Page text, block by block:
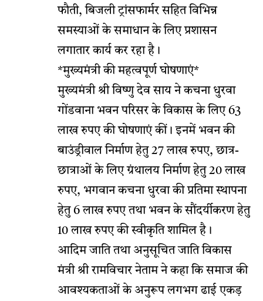
फौती, बिजली ट्रांसफार्मर सहित विभिन्न
समस्याओं के समाधान के लिए प्रशासन
लगातार कार्य कर रहा है।
*मुख्यमंत्री की महत्वपूर्ण घोषणाएं*
मुख्यमंत्री श्री विष्णु देव साय ने कचना धुरवा
गोंडवाना भवन परिसर के विकास के लिए 63
लाख रुपए की घोषणाएं कीं। इनमें भवन की
बाउंड्रीवाल निर्माण हेतु 27 लाख रुपए, छात्र-
छात्राओं के लिए ग्रंथालय निर्माण हेतु 20 लाख
रुपए, भगवान कचना धुरवा की प्रतिमा स्थापना
हेतु 6 लाख रुपए तथा भवन के सौंदर्यीकरण हेतु
10 लाख रुपए की स्वीकृति शामिल है।
आदिम जाति तथा अनुसूचित जाति विकास
मंत्री श्री रामविचार नेताम ने कहा कि समाज की
आवश्यकताओं के अनुरूप लगभग ढाई एकड़